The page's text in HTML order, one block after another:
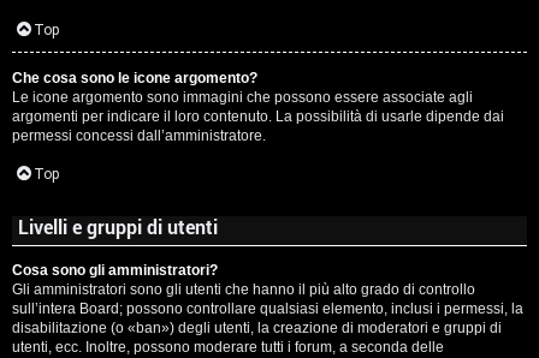
Top
Che cosa sono le icone argomento?
Le icone argomento sono immagini che possono essere associate agli
argomenti per indicare il loro contenuto. La possibilità di usarle dipende dai
permessi concessi dall’amministratore.
Top
Livelli e gruppi di utenti
Cosa sono gli amministratori?
Gli amministratori sono gli utenti che hanno il più alto grado di controllo
sull’intera Board; possono controllare qualsiasi elemento, inclusi i permessi, la
disabilitazione (o «ban») degli utenti, la creazione di moderatori e gruppi di
utenti, ecc. Inoltre, possono moderare tutti i forum, a seconda delle
c
i
p
i
a
c
e
P